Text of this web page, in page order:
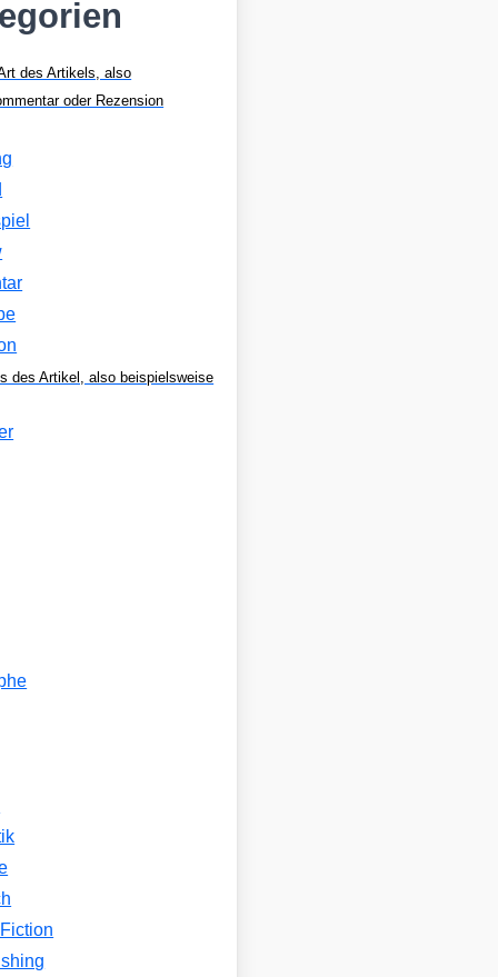
des Artikels, also
oder Rezension
des Artikel, also beispielsweise